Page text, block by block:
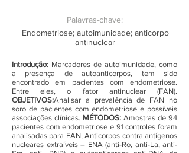
Palavras-chave:
Endometriose; autoimunidade; anticorpo
antinuclear
Introdução: Marcadores de autoimunidade, como
a presença de autoanticorpos, tem sido
encontrado em pacientes com endometriose.
Entre eles, o fator antinuclear (FAN).
OBJETIVOS:Analisar a prevalência de FAN no
soro de pacientes com endometriose e possíveis
associações clínicas. MÉTODOS: Amostras de 94
pacientes com endometriose e 91 controles foram
analisadas para FAN, Anticorpos contra antígenos
nucleares extraíveis – ENA (anti-Ro, anti-La, anti-